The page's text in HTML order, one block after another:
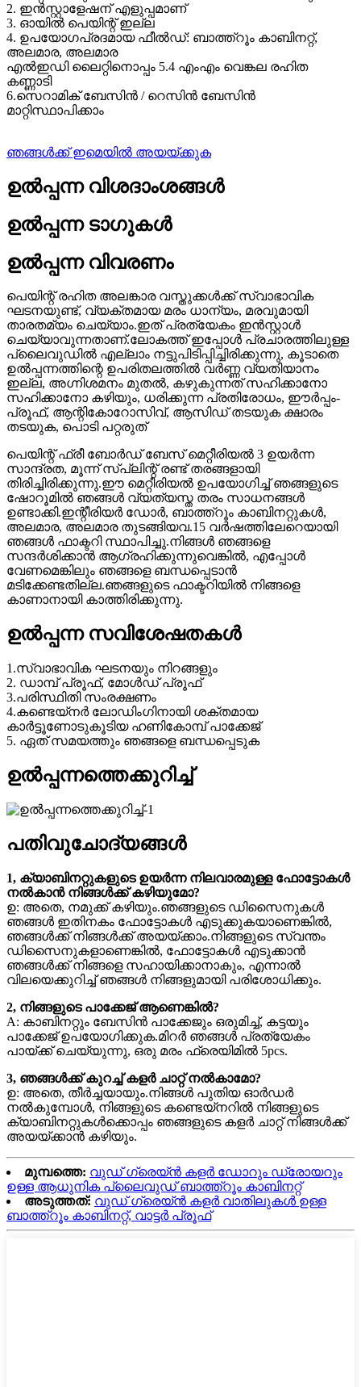
2. ഇൻസ്റ്റാളേഷന് എളുപ്പമാണ്
3. ഓയിൽ പെയിന്റ് ഇല്ല
4. ഉപയോഗപ്രദമായ ഫീൽഡ്: ബാത്ത്റൂം കാബിനറ്റ്,
അലമാര, അലമാര
എൽഇഡി ലൈറ്റിനൊപ്പം 5.4 എംഎം വെങ്കല രഹിത
കണ്ണാടി
6.സെറാമിക് ബേസിൻ / റെസിൻ ബേസിൻ
മാറ്റിസ്ഥാപിക്കാം
ഞങ്ങൾക്ക് ഇമെയിൽ അയയ്ക്കുക
ഉൽപ്പന്ന വിശദാംശങ്ങൾ
ഉൽപ്പന്ന ടാഗുകൾ
ഉൽപ്പന്ന വിവരണം
പെയിന്റ് രഹിത അലങ്കാര വസ്തുക്കൾക്ക് സ്വാഭാവിക
ഘടനയുണ്ട്, വ്യക്തമായ മരം ധാന്യം, മരവുമായി
താരതമ്യം ചെയ്യാം.ഇത് പ്രത്യേകം ഇൻസ്റ്റാൾ
ചെയ്യാവുന്നതാണ്.ലോകത്ത് ഇപ്പോൾ പ്രചാരത്തിലുള്ള
പ്ലൈവുഡിൽ എല്ലാം നട്ടുപിടിപ്പിച്ചിരിക്കുന്നു, കൂടാതെ
ഉൽപ്പന്നത്തിന്റെ ഉപരിതലത്തിൽ വർണ്ണ വ്യതിയാനം
ഇല്ല, അഗ്നിശമനം മുതൽ, കഴുകുന്നത് സഹിക്കാനോ
സഹിക്കാനോ കഴിയും, ധരിക്കുന്ന പ്രതിരോധം, ഈർപ്പം-
പ്രൂഫ്, ആന്റികോറോസിവ്, ആസിഡ് തടയുക ക്ഷാരം
തടയുക, പൊടി പറ്റരുത്
പെയിന്റ് ഫ്രീ ബോർഡ് ബേസ് മെറ്റീരിയൽ 3 ഉയർന്ന
സാന്ദ്രത, മൂന്ന് സ്പ്ലിന്റ് രണ്ട് തരങ്ങളായി
തിരിച്ചിരിക്കുന്നു.ഈ മെറ്റീരിയൽ ഉപയോഗിച്ച് ഞങ്ങളുടെ
ഷോറൂമിൽ ഞങ്ങൾ വ്യത്യസ്ത തരം സാധനങ്ങൾ
ഉണ്ടാക്കി.ഇന്റീരിയർ ഡോർ, ബാത്ത്റൂം കാബിനറ്റുകൾ,
അലമാര, അലമാര തുടങ്ങിയവ.15 വർഷത്തിലേറെയായി
ഞങ്ങൾ ഫാക്ടറി സ്ഥാപിച്ചു.നിങ്ങൾ ഞങ്ങളെ
സന്ദർശിക്കാൻ ആഗ്രഹിക്കുന്നുവെങ്കിൽ, എപ്പോൾ
വേണമെങ്കിലും ഞങ്ങളെ ബന്ധപ്പെടാൻ
മടിക്കേണ്ടതില്ല.ഞങ്ങളുടെ ഫാക്ടറിയിൽ നിങ്ങളെ
കാണാനായി കാത്തിരിക്കുന്നു.
ഉൽപ്പന്ന സവിശേഷതകൾ
1.സ്വാഭാവിക ഘടനയും നിറങ്ങളും
2. ഡാമ്പ് പ്രൂഫ്, മോൾഡ് പ്രൂഫ്
3.പരിസ്ഥിതി സംരക്ഷണം
4.കണ്ടെയ്‌നർ ലോഡിംഗിനായി ശക്തമായ
കാർട്ടൂണോടുകൂടിയ ഹണികോമ്പ് പാക്കേജ്
5. ഏത് സമയത്തും ഞങ്ങളെ ബന്ധപ്പെടുക
ഉൽപ്പന്നത്തെക്കുറിച്ച്
പതിവുചോദ്യങ്ങൾ
1, ക്യാബിനറ്റുകളുടെ ഉയർന്ന നിലവാരമുള്ള ഫോട്ടോകൾ
നൽകാൻ നിങ്ങൾക്ക് കഴിയുമോ?
ഉ: അതെ, നമുക്ക് കഴിയും.ഞങ്ങളുടെ ഡിസൈനുകൾ
ഞങ്ങൾ ഇതിനകം ഫോട്ടോകൾ എടുക്കുകയാണെങ്കിൽ,
ഞങ്ങൾക്ക് നിങ്ങൾക്ക് അയയ്ക്കാം.നിങ്ങളുടെ സ്വന്തം
ഡിസൈനുകളാണെങ്കിൽ, ഫോട്ടോകൾ എടുക്കാൻ
ഞങ്ങൾക്ക് നിങ്ങളെ സഹായിക്കാനാകും, എന്നാൽ
വിലയെക്കുറിച്ച് ഞങ്ങൾ നിങ്ങളുമായി പരിശോധിക്കും.
2, നിങ്ങളുടെ പാക്കേജ് ആണെങ്കിൽ?
A: കാബിനറ്റും ബേസിൻ പാക്കേജും ഒരുമിച്ച്, കട്ടയും
പാക്കേജ് ഉപയോഗിക്കുക.മിറർ ഞങ്ങൾ പ്രത്യേകം
പായ്ക്ക് ചെയ്യുന്നു, ഒരു മരം ഫ്രെയിമിൽ 5pcs.
3, ഞങ്ങൾക്ക് കുറച്ച് കളർ ചാറ്റ് നൽകാമോ?
ഉ: അതെ, തീർച്ചയായും.നിങ്ങൾ പുതിയ ഓർഡർ
നൽകുമ്പോൾ, നിങ്ങളുടെ കണ്ടെയ്‌നറിൽ നിങ്ങളുടെ
ക്യാബിനറ്റുകൾക്കൊപ്പം ഞങ്ങളുടെ കളർ ചാറ്റ് നിങ്ങൾക്ക്
അയയ്‌ക്കാൻ കഴിയും.
മുമ്പത്തെ: വുഡ് ഗ്രെയ്ൻ കളർ ഡോറും ഡ്രോയറും
ഉള്ള ആധുനിക പ്ലൈവുഡ് ബാത്ത്റൂം കാബിനറ്റ്
അടുത്തത്: വുഡ് ഗ്രെയ്ൻ കളർ വാതിലുകൾ ഉള്ള
ബാത്ത്റൂം കാബിനറ്റ്, വാട്ടർ പ്രൂഫ്